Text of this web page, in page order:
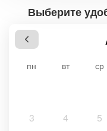
Выберите
пн вт ср
3
4 5